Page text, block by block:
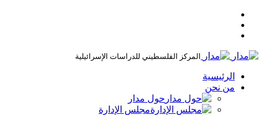
المركز الفلسطيني للدراسات الإسرائيلية
الرئيسية
من نحن
حول مدار
مجلس الإدارة